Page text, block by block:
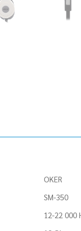
OKER
SM-350
12-22 000